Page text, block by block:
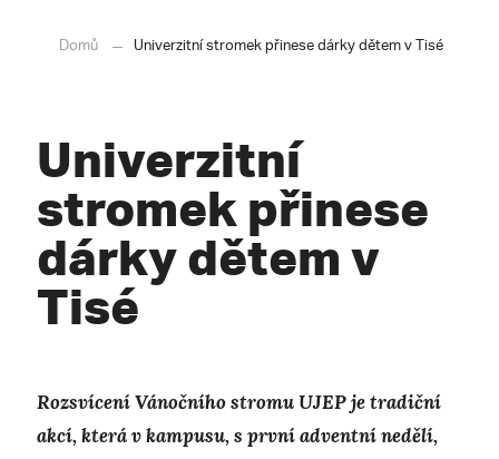
Domů Univerzitní stromek přinese dárky dětem v Tisé
Univerzitní
stromek přinese
dárky dětem v
Tisé
Rozsvícení Vánočního stromu UJEP je tradiční
akcí, která v kampusu, s první adventní nedělí,